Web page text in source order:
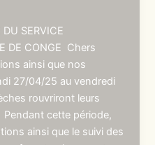
DU SERVICE
DE CONGE Chers
ainsi que nos
27/04/25 au vendredi
rouvriront leurs
cette période,
ainsi que le suivi des